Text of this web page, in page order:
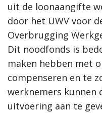
uit de loonaangifte
door het UWV voor
Overbrugging
Dit noodfonds is
maken hebben met
compenseren en te
werknemers kunnen
uitvoering aan te